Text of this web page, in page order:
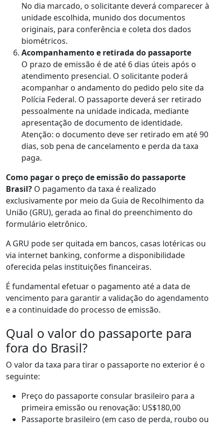
No dia marcado, o solicitante deverá comparecer à
unidade escolhida, munido dos documentos
originais, para conferência e coleta dos dados
biométricos.
Acompanhamento e retirada do passaporte
O prazo de emissão é de até 6 dias úteis após o
atendimento presencial. O solicitante poderá
acompanhar o andamento do pedido pelo site da
Polícia Federal. O passaporte deverá ser retirado
pessoalmente na unidade indicada, mediante
apresentação de documento de identidade.
Atenção: o documento deve ser retirado em até 90
dias, sob pena de cancelamento e perda da taxa
paga.
Como pagar o preço de emissão do passaporte
Brasil? O pagamento da taxa é realizado
exclusivamente por meio da Guia de Recolhimento da
União (GRU), gerada ao final do preenchimento do
formulário eletrônico.
A GRU pode ser quitada em bancos, casas lotéricas ou
via internet banking, conforme a disponibilidade
oferecida pelas instituições financeiras.
É fundamental efetuar o pagamento até a data de
vencimento para garantir a validação do agendamento
e a continuidade do processo de emissão.
Qual o valor do passaporte para
fora do Brasil?
O valor da taxa para tirar o passaporte no exterior é o
seguinte:
Preço do passaporte consular brasileiro para a
primeira emissão ou renovação: US$180,00
Passaporte brasileiro (em caso de perda, roubo ou